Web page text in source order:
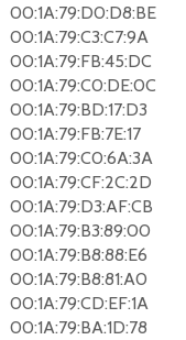
00:1A:79:D0:D8:BE
00:1A:79:C3:C7:9A
00:1A:79:FB:45:DC
00:1A:79:C0:DE:0C
00:1A:79:BD:17:D3
00:1A:79:FB:7E:17
00:1A:79:C0:6A:3A
00:1A:79:CF:2C:2D
00:1A:79:D3:AF:CB
00:1A:79:B3:89:00
00:1A:79:B8:88:E6
00:1A:79:B8:81:A0
00:1A:79:CD:EF:1A
00:1A:79:BA:1D:78